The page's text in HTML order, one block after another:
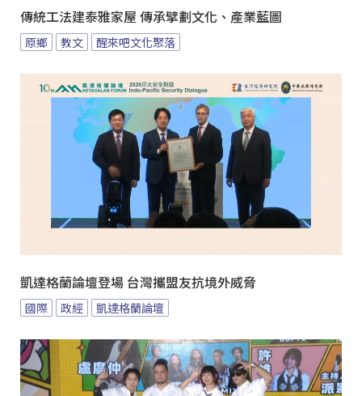
傳統工法建泰雅家屋 傳承擘劃文化、產業藍圖
原鄉 教文 醒來吧文化聚落
凱達格蘭論壇登場 台灣攜盟友抗境外威脅
國際 政經 凱達格蘭論壇